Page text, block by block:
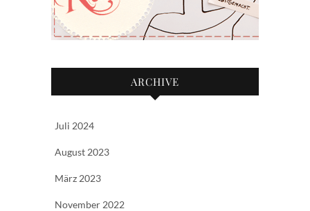
ARCHIVE
Juli 2024
August 2023
März 2023
November 2022